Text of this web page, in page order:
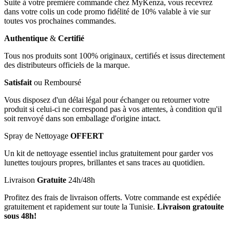
Suite à votre première commande chez MyKenza, vous recevrez
dans votre colis un code promo fidélité de 10% valable à vie sur
toutes vos prochaines commandes.
Authentique & Certifié
Tous nos produits sont 100% originaux, certifiés et issus directement
des distributeurs officiels de la marque.
Satisfait ou Remboursé
Vous disposez d'un délai légal pour échanger ou retourner votre
produit si celui-ci ne correspond pas à vos attentes, à condition qu'il
soit renvoyé dans son emballage d'origine intact.
Spray de Nettoyage OFFERT
Un kit de nettoyage essentiel inclus gratuitement pour garder vos
lunettes toujours propres, brillantes et sans traces au quotidien.
Livraison Gratuite 24h/48h
Profitez des frais de livraison offerts. Votre commande est expédiée
gratuitement et rapidement sur toute la Tunisie. Livraison gratouite
sous 48h!